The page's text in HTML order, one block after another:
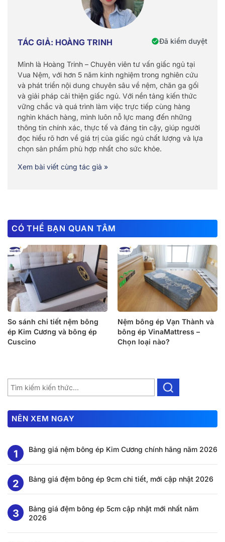
TÁC GIẢ: HOÀNG TRINH Đã kiểm duyệt
Mình là Hoàng Trinh – Chuyên viên tư vấn giấc ngủ tại
Vua Nệm, với hơn 5 năm kinh nghiệm trong nghiên cứu
và phát triển nội dung chuyên sâu về nệm, chăn ga gối
và giải pháp cải thiện giấc ngủ. Với nền tảng kiến thức
vững chắc và quá trình làm việc trực tiếp cùng hàng
nghìn khách hàng, mình luôn nỗ lực mang đến những
thông tin chính xác, thực tế và đáng tin cậy, giúp người
đọc hiểu rõ hơn về giá trị của giấc ngủ chất lượng và lựa
chọn sản phẩm phù hợp nhất cho sức khỏe.
Xem bài viết cùng tác giả »
CÓ THỂ BẠN QUAN TÂM
So sánh chi tiết nệm bông
ép Kim Cương và bông ép
Cuscino
Nệm bông ép Vạn Thành và
bông ép VinaMattress –
Chọn loại nào?
NÊN XEM NGAY
Bảng giá nệm bông ép Kim Cương chính hãng năm 2026
Bảng giá đệm bông ép 9cm chi tiết, mới cập nhật 2026
Bảng giá đệm bông ép 5cm cập nhật mới nhất năm
2026